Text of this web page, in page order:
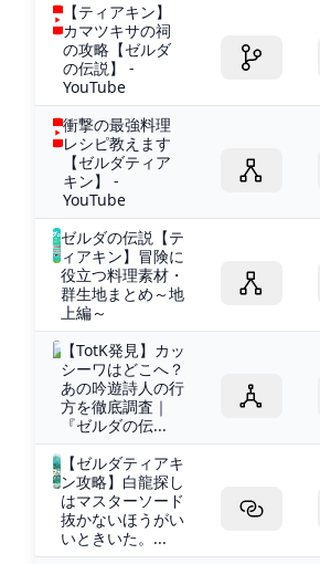
【ティアキン】
カマツキサの祠
の攻略【ゼルダ
の伝説】 -
YouTube
衝撃の最強料理
レシピ教えます
【ゼルダティア
キン】 -
YouTube
ゼルダの伝説【テ
ィアキン】冒険に
役立つ料理素材・
群生地まとめ～地
上編～
【TotK発見】カッ
シーワはどこへ？
あの吟遊詩人の行
方を徹底調査｜
『ゼルダの伝...
【ゼルダティアキ
ン攻略】白龍探し
はマスターソード
抜かないほうがい
いときいた。...